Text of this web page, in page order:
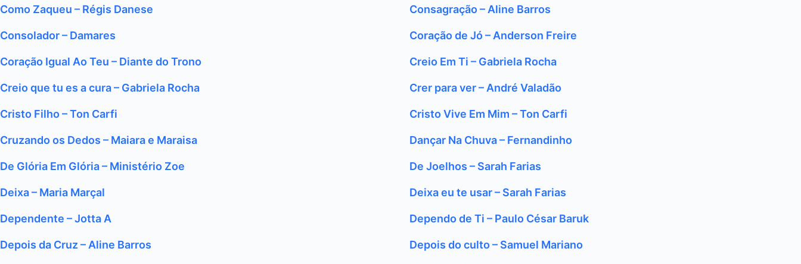
Como Zaqueu – Régis Danese Consagração – Aline Barros
Consolador – Damares Coração de Jó – Anderson Freire
Coração Igual Ao Teu – Diante do Trono Creio Em Ti – Gabriela Rocha
Creio que tu es a cura – Gabriela Rocha Crer para ver – André Valadão
Cristo Filho – Ton Carfi Cristo Vive Em Mim – Ton Carfi
Cruzando os Dedos – Maiara e Maraisa Dançar Na Chuva – Fernandinho
De Glória Em Glória – Ministério Zoe De Joelhos – Sarah Farias
Deixa – Maria Marçal Deixa eu te usar – Sarah Farias
Dependente – Jotta A Dependo de Ti – Paulo César Baruk
Depois da Cruz – Aline Barros Depois do culto – Samuel Mariano